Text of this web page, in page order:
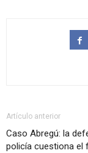
Artículo anterior
Caso Abregú: la
policía cuestiona el